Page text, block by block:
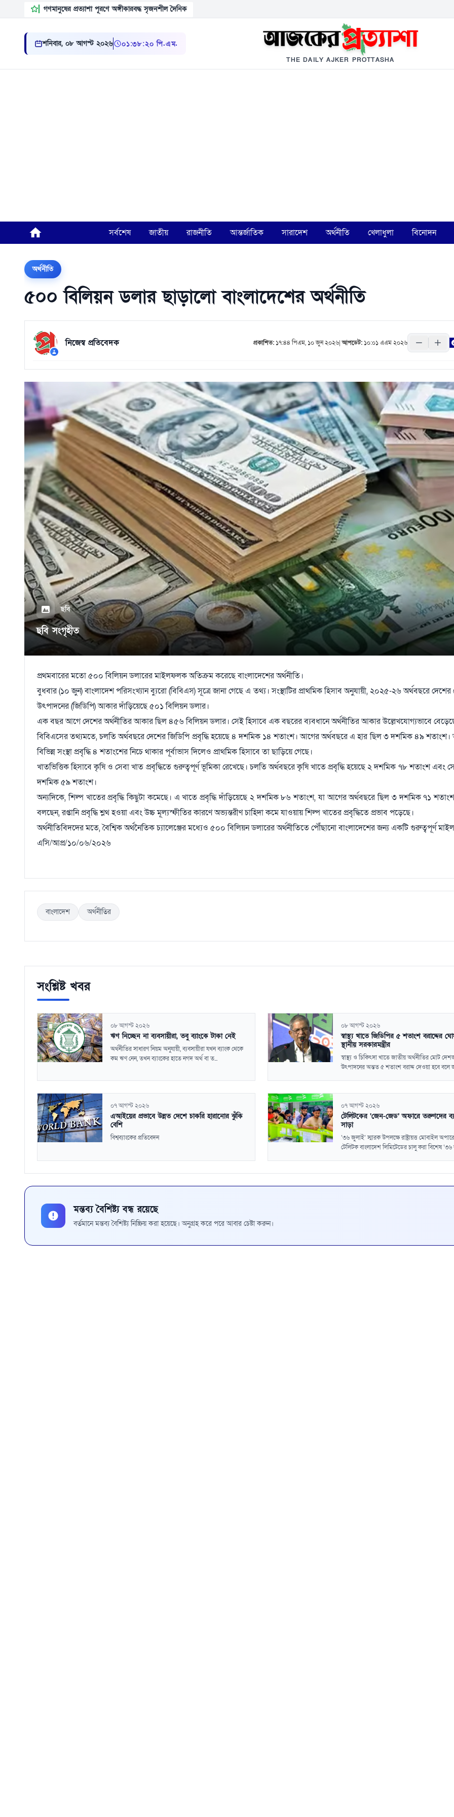
গণমানুষের প্রত্যাশা পূরণে অঙ্গীকারবদ্ধ সৃজনশীল দৈনিক
শনিবার, ০৮ আগস্ট ২০২৬ ০১ ৩৮ ২১ পি.এম.
THE DAILY AJKER PROTTASHA
সর্বশেষ জাতীয় রাজনীতি আন্তর্জাতিক সারাদেশ অর্থনীতি খেলাধুলা বিনোদন
অর্থনীতি
৫০০ বিলিয়ন ডলার ছাড়ালো বাংলাদেশের অর্থনীতি
নিজেস্ব প্রতিবেদক প্রকাশিত: ১৭:৪৪ পিএম, ১০ জুন ২০২৬|আপডেট: ১০:০১ এএম ২০২৬
ছবি
ছবি সংগৃহীত
প্রথমবারের মতো ৫০০ বিলিয়ন ডলারের মাইলফলক অতিক্রম করেছে বাংলাদেশের অর্থনীতি।
বুধবার (১০ জুন) বাংলাদেশ পরিসংখ্যান ব্যুরো (বিবিএস) সূত্রে জানা গেছে এ তথ্য। সংস্থাটির প্রাথমিক হিসাব অনুযায়ী, ২০২৫-২৬ অর্থবছরে
উৎপাদনের (জিডিপি) আকার দাঁড়িয়েছে ৫০১ বিলিয়ন ডলার।
এক বছর আগে দেশের অর্থনীতির আকার ছিল ৪৫৬ বিলিয়ন ডলার। সেই হিসাবে এক বছরের ব্যবধানে অর্থনীতির আকার উল্লেখযোগ্যভাবে
বিবিএসের তথ্যমতে, চলতি অর্থবছরে দেশের জিডিপি প্রবৃদ্ধি হয়েছে ৪ দশমিক ১৪ শতাংশ। আগের অর্থবছরে এ হার ছিল ৩ দশমিক ৪৯ শতাংশ।
বিভিন্ন সংস্থা প্রবৃদ্ধি ৪ শতাংশের নিচে থাকার পূর্বাভাস দিলেও প্রাথমিক হিসাবে তা ছাড়িয়ে গেছে।
খাতভিত্তিক হিসাবে কৃষি ও সেবা খাত প্রবৃদ্ধিতে গুরুত্বপূর্ণ ভূমিকা রেখেছে। চলতি অর্থবছরে কৃষি খাতে প্রবৃদ্ধি হয়েছে ২ দশমিক ৭৮ শতাংশ এবং
দশমিক ৫৯ শতাংশ।
অন্যদিকে, শিল্প খাতের প্রবৃদ্ধি কিছুটা কমেছে। এ খাতে প্রবৃদ্ধি দাঁড়িয়েছে ২ দশমিক ৮৬ শতাংশ, যা আগের অর্থবছরে ছিল ৩ দশমিক ৭১ শতাংশ।
বলছেন, রপ্তানি প্রবৃদ্ধি শ্লথ হওয়া এবং উচ্চ মূল্যস্ফীতির কারণে অভ্যন্তরীণ চাহিদা কমে যাওয়ায় শিল্প খাতের প্রবৃদ্ধিতে প্রভাব পড়েছে।
অর্থনীতিবিদদের মতে, বৈশ্বিক অর্থনৈতিক চ্যালেঞ্জের মধ্যেও ৫০০ বিলিয়ন ডলারের অর্থনীতিতে পৌঁছানো বাংলাদেশের জন্য একটি গুরুত্বপূর্ণ
এসি/আপ্র/১০/০৬/২০২৬
বাংলাদেশ অর্থনীতির
সংশ্লিষ্ট খবর
০৮ আগস্ট ২০২৬
ঋণ নিচ্ছেন না ব্যবসায়ীরা, তবু ব্যাংকে টাকা নেই
অর্থনীতির সাধারণ নিয়ম অনুযায়ী, ব্যবসায়ীরা যখন ব্যাংক থেকে
কম ঋণ নেন, তখন ব্যাংকের হাতে নগদ অর্থ বা ত...
০৮ আগস্ট ২০২৬
স্বাস্থ্য খাতে জিডিপির ৫ শতাংশ বরাদ্দের
স্থানীয় সরকারমন্ত্রীর
স্বাস্থ্য ও চিকিৎসা খাতে জাতীয় অর্থনীতির মোট
উৎপাদনের অন্তত ৫ শতাংশ বরাদ্দ দেওয়া হবে বলে
০৭ আগস্ট ২০২৬
এআইয়ের প্রভাবে উন্নত দেশে চাকরি হারানোর ঝুঁকি
বেশি
বিশ্বব্যাংকের প্রতিবেদন
০৭ আগস্ট ২০২৬
টেলিটকের ‘জেন-জেড’ অফারে তরুণদের
সাড়া
‘৩৬ জুলাই’ স্মারক উপলক্ষে রাষ্ট্রায়ত্ত মোবাইল
টেলিটক বাংলাদেশ লিমিটেডের চালু করা বিশেষ
মন্তব্য বৈশিষ্ট্য বন্ধ রয়েছে
বর্তমানে মন্তব্য বৈশিষ্ট্য নিষ্ক্রিয় করা হয়েছে। অনুগ্রহ করে পরে আবার চেষ্টা করুন।